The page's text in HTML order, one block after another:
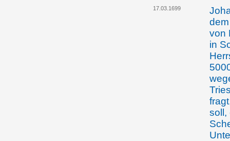
17.03.1699
von
in
soll,